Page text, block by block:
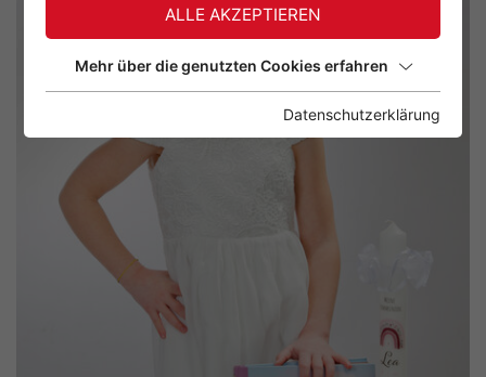
ALLE AKZEPTIEREN
Mehr über die genutzten Cookies erfahren
Datenschutzerklärung